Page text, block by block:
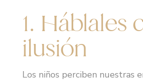
1. Háblales
ilusión
Los niños perciben nuestras